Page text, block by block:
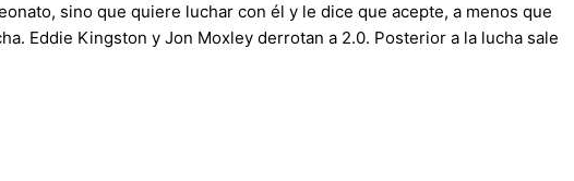
sino que quiere luchar con él y le dice que acepte, a menos que
Eddie Kingston y Jon Moxley derrotan a 2.0. Posterior a la lucha sale